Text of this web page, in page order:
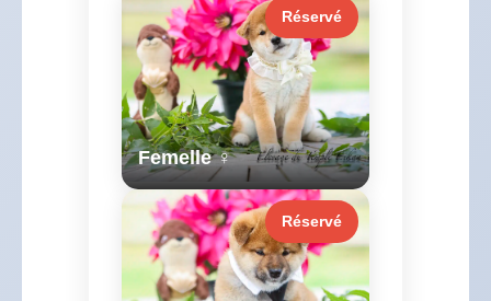
Réservé
Femelle ♀
Réservé